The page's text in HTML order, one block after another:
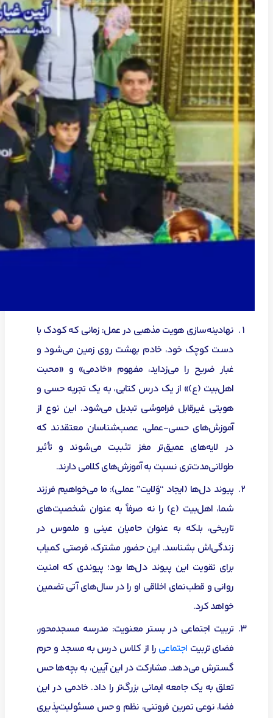
نهادینه‌سازی هویت مذهبی در عمل: زمانی که کودک با
دست کوچک خود، خادم بهشت روی زمین می‌شود و
غبار ضریح را می‌زداید، مفهوم «خادمی» و «محبت
اهل‌بیت (ع)» از یک درس کتابی، به یک تجربه حسی و
هویتی غیرقابل فراموشی تبدیل می‌شود. این نوع از
آموزش‌های حسی-عملی، عصب‌شناسان معتقدند که
در لایه‌های عمیق‌تر مغز تثبیت می‌شوند و تأثیر
طولانی‌مدت‌تری نسبت به آموزش‌های کلامی دارند.
پیوند دل‌ها (ایجاد “وَلایت” عملی): ما می‌خواهیم فرزند
شما، اهل‌بیت (ع) را نه صرفاً به عنوان شخصیت‌های
تاریخی، بلکه به عنوان حامیان عینی و ملموس در
زندگی‌اش بشناسد. این حضور مشترک، فرصتی کمیاب
برای تقویت این پیوند دل‌ها بود؛ پیوندی که امنیت
روانی و قطب‌نمای اخلاقی او را در سال‌های آتی تضمین
خواهد کرد.
تربیت اجتماعی در بستر معنویت: مدرسه مسجدمحور،
فضای تربیت اجتماعی را از کلاس درس به مسجد و حرم
گسترش می‌دهد. مشارکت در این آیین، به بچه‌ها حس
تعلق به یک جامعه ایمانی بزرگ‌تر را داد. خادمی در این
فضا، نوعی تمرین فروتنی، نظم و حس مسئولیت‌پذیری